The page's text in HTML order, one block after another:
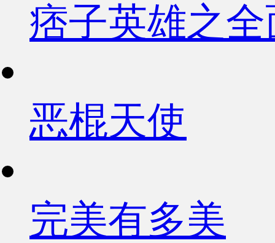
痞子英雄之
恶棍天使
完美有多美